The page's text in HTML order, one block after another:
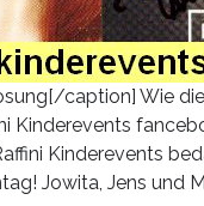
caption] Wie
Kinderevents
Kinderevents
Jowita, Jens und